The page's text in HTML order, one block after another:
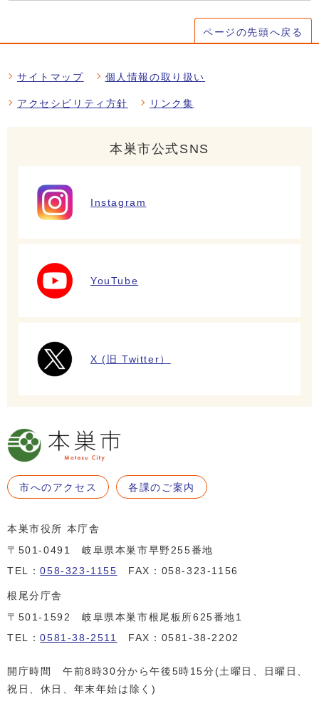
ページの先頭へ戻る
サイトマップ 個人情報の取り扱い
アクセシビリティ方針 リンク集
本巣市公式SNS
Instagram
YouTube
X (旧 Twitter）
市へのアクセス 各課のご案内
本巣市役所 本庁舎
〒501-0491 岐阜県本巣市早野255番地
TEL：058-323-1155 FAX：058-323-1156
根尾分庁舎
〒501-1592 岐阜県本巣市根尾板所625番地1
TEL：0581-38-2511 FAX：0581-38-2202
開庁時間 午前8時30分から午後5時15分(土曜日、日曜日、
祝日、休日、年末年始は除く)